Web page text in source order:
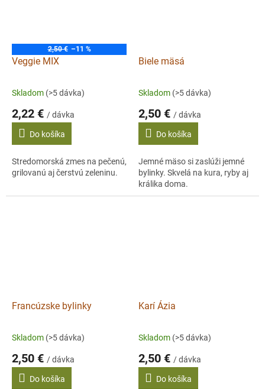
2,50 € –11 %
Veggie MIX
Skladom (>5 dávka)
2,22 € / dávka
Do košíka
Stredomorská zmes na pečenú,
grilovanú aj čerstvú zeleninu.
Biele mäsá
Skladom (>5 dávka)
2,50 € / dávka
Do košíka
Jemné mäso si zaslúži jemné
bylinky. Skvelá na kura, ryby aj
králika doma.
Francúzske bylinky
Skladom (>5 dávka)
2,50 € / dávka
Do košíka
Karí Ázia
Skladom (>5 dávka)
2,50 € / dávka
Do košíka